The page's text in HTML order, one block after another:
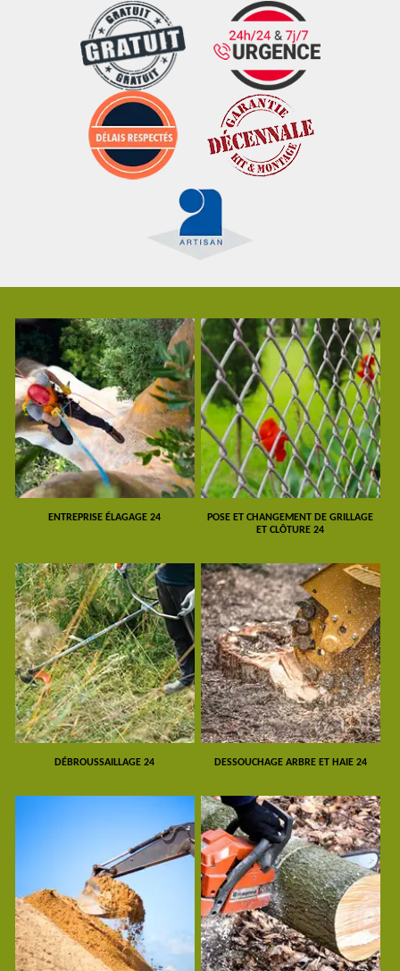
ENTREPRISE ÉLAGAGE 24
POSE ET CHANGEMENT DE GRILLAGE
ET CLÔTURE 24
DÉBROUSSAILLAGE 24 DESSOUCHAGE ARBRE ET HAIE 24